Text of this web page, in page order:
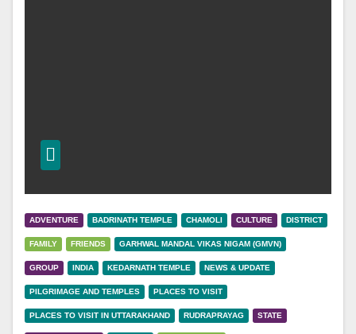
ADVENTURE BADRINATH TEMPLE CHAMOLI CULTURE DISTRICT
FAMILY FRIENDS GARHWAL MANDAL VIKAS NIGAM (GMVN)
GROUP INDIA KEDARNATH TEMPLE NEWS & UPDATE
PILGRIMAGE AND TEMPLES PLACES TO VISIT
PLACES TO VISIT IN UTTARAKHAND RUDRAPRAYAG STATE